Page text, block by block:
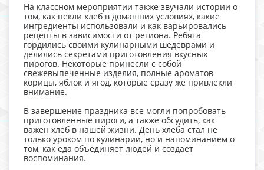
На классном мероприятии также звучали истории о
том, как пекли хлеб в домашних условиях, какие
ингредиенты использовали и как варьировались
рецепты в зависимости от региона. Ребята
гордились своими кулинарными шедеврами и
делились секретами приготовления вкусных
пирогов. Некоторые принесли с собой
свежевыпеченные изделия, полные ароматов
корицы, яблок и ягод, которые сразу же привлекли
внимание.
В завершение праздника все могли попробовать
приготовленные пироги, а также обсудить, как
важен хлеб в нашей жизни. День хлеба стал не
только уроком по кулинарии, но и напоминанием о
том, как еда объединяет людей и создает
воспоминания.